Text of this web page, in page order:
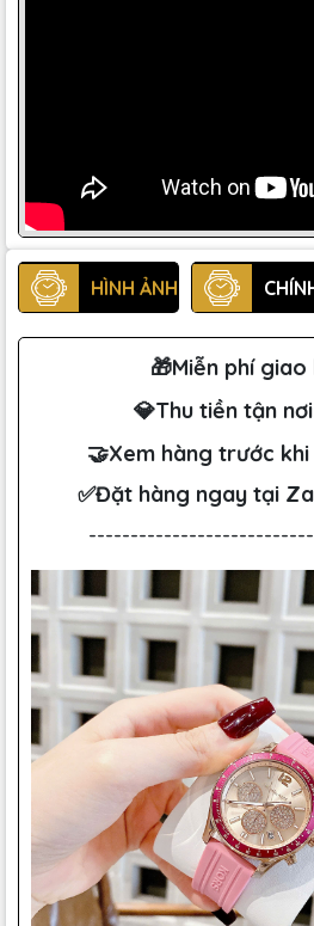
HÌNH ẢNH
🎁Miễn phí giao
💎Thu tiền tận
🤝Xem hàng trước
✅Đặt hàng ngay tại